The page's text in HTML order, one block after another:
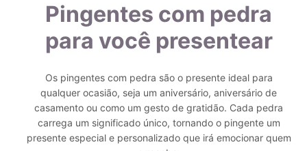
Pingentes com pedra
para você presentear
Os pingentes com pedra são o presente ideal para
qualquer ocasião, seja um aniversário, aniversário de
casamento ou como um gesto de gratidão. Cada pedra
carrega um significado único, tornando o pingente um
presente especial e personalizado que irá emocionar quem